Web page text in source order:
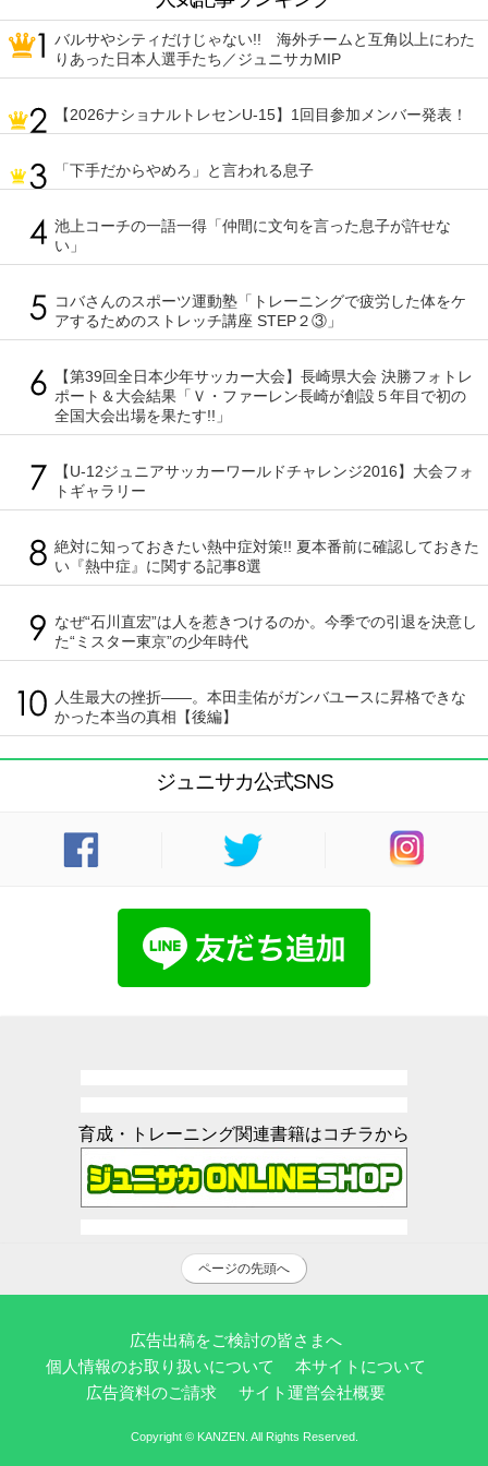
バルサやシティだけじゃない!! 海外チームと互角以上にわた
りあった日本人選手たち／ジュニサカMIP
【2026ナショナルトレセンU-15】1回目参加メンバー発表！
「下手だからやめろ」と言われる息子
池上コーチの一語一得「仲間に文句を言った息子が許せな
い」
コバさんのスポーツ運動塾「トレーニングで疲労した体をケ
アするためのストレッチ講座 STEP２③」
【第39回全日本少年サッカー大会】長崎県大会 決勝フォトレ
ポート＆大会結果「Ｖ・ファーレン長崎が創設５年目で初の
全国大会出場を果たす!!」
【U-12ジュニアサッカーワールドチャレンジ2016】大会フォ
トギャラリー
絶対に知っておきたい熱中症対策!! 夏本番前に確認しておきた
い『熱中症』に関する記事8選
なぜ“石川直宏”は人を惹きつけるのか。今季での引退を決意し
た“ミスター東京”の少年時代
人生最大の挫折――。本田圭佑がガンバユースに昇格できな
かった本当の真相【後編】
ジュニサカ公式SNS
育成・トレーニング関連書籍はコチラから
ページの先頭へ
広告出稿をご検討の皆さまへ
個人情報のお取り扱いについて
本サイトについて
広告資料のご請求
サイト運営会社概要
Copyright © KANZEN. All Rights Reserved.